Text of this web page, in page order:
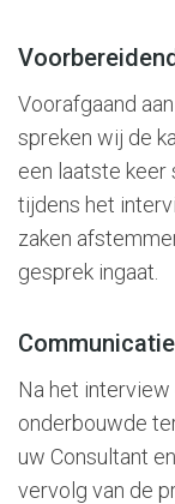
Voorafgaand
spreken wij de
een laatste keer
tijdens het
zaken
gesprek ingaat.
Na het
onderbouwde
uw Consultant
vervolg van de